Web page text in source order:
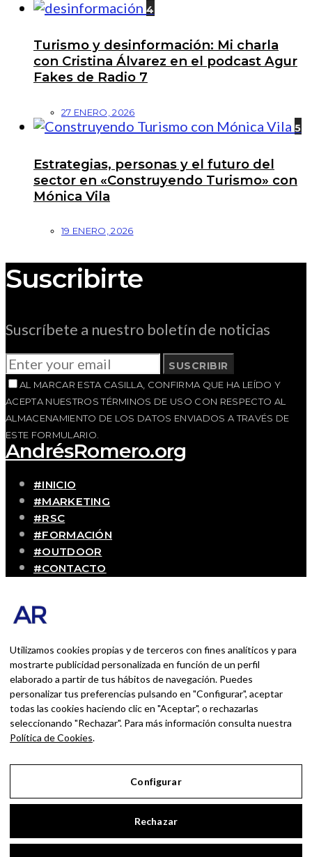
4
Turismo y desinformación: Mi charla
con Cristina Álvarez en el podcast Agur
Fakes de Radio 7
27 ENERO, 2026
5
Estrategias, personas y el futuro del
sector en «Construyendo Turismo» con
Mónica Vila
19 ENERO, 2026
Suscribirte
Suscríbete a nuestro boletín de noticias
SUSCRIBIR
AL MARCAR ESTA CASILLA, CONFIRMA QUE HA LEÍDO Y
ACEPTA NUESTROS TÉRMINOS DE USO CON RESPECTO AL
ALMACENAMIENTO DE LOS DATOS ENVIADOS A TRAVÉS DE
ESTE FORMULARIO.
AndrésRomero.org
#INICIO
#MARKETING
#RSC
#FORMACIÓN
#OUTDOOR
#CONTACTO
Blog personal y profesional de Andrés Romero.
persona que disfruta con lo que hace cada día
BUSCAR POR:
BUSCAR
Ingresa las palabras de la búsqueda y presiona
Enter.
Utilizamos cookies propias y de terceros con fines analíticos y para
mostrarte publicidad personalizada en función de un perfil
elaborado a partir de tus hábitos de navegación. Puedes
personalizar tus preferencias pulsando en "Configurar", aceptar
todas las cookies haciendo clic en "Aceptar", o rechazarlas
seleccionando "Rechazar". Para más información consulta nuestra
Política de Cookies.
Configurar
Rechazar
Aviso Legal
Política de Privacidad
Política de Cookies